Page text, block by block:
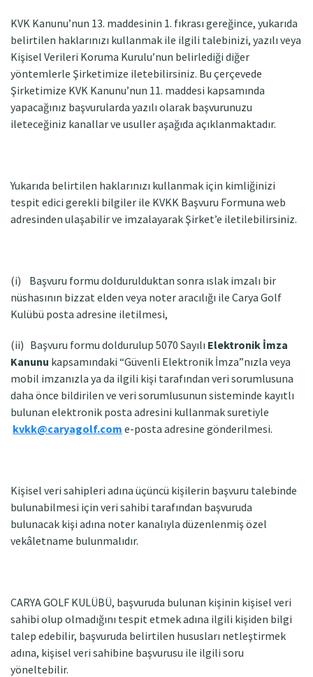
KVK Kanunu’nun 13. maddesinin 1. fıkrası gereğince, yukarıda
belirtilen haklarınızı kullanmak ile ilgili talebinizi, yazılı veya
Kişisel Verileri Koruma Kurulu’nun belirlediği diğer
yöntemlerle Şirketimize iletebilirsiniz. Bu çerçevede
Şirketimize KVK Kanunu’nun 11. maddesi kapsamında
yapacağınız başvurularda yazılı olarak başvurunuzu
ileteceğiniz kanallar ve usuller aşağıda açıklanmaktadır.
Yukarıda belirtilen haklarınızı kullanmak için kimliğinizi
tespit edici gerekli bilgiler ile KVKK Başvuru Formuna web
adresinden ulaşabilir ve imzalayarak Şirket’e iletilebilirsiniz.
(i) Başvuru formu doldurulduktan sonra ıslak imzalı bir
nüshasının bizzat elden veya noter aracılığı ile Carya Golf
Kulübü posta adresine iletilmesi,
(ii) Başvuru formu doldurulup 5070 Sayılı Elektronik İmza
Kanunu kapsamındaki “Güvenli Elektronik İmza”nızla veya
mobil imzanızla ya da ilgili kişi tarafından veri sorumlusuna
daha önce bildirilen ve veri sorumlusunun sisteminde kayıtlı
bulunan elektronik posta adresini kullanmak suretiyle
kvkk@caryagolf.com e-posta adresine gönderilmesi.
Kişisel veri sahipleri adına üçüncü kişilerin başvuru talebinde
bulunabilmesi için veri sahibi tarafından başvuruda
bulunacak kişi adına noter kanalıyla düzenlenmiş özel
vekâletname bulunmalıdır.
CARYA GOLF KULÜBÜ, başvuruda bulunan kişinin kişisel veri
sahibi olup olmadığını tespit etmek adına ilgili kişiden bilgi
talep edebilir, başvuruda belirtilen hususları netleştirmek
adına, kişisel veri sahibine başvurusu ile ilgili soru
yöneltebilir.